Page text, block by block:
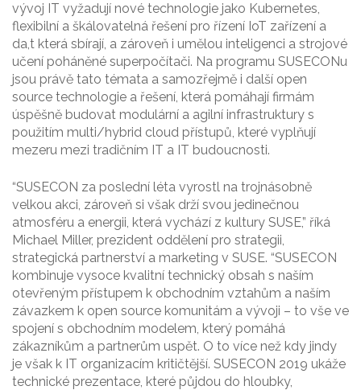
vývoj IT vyžadují nové technologie jako Kubernetes,
flexibilní a škálovatelná řešení pro řízení IoT zařízení a
da,t která sbírají, a zároveň i umělou inteligenci a strojové
učení poháněné superpočítači. Na programu SUSECONu
jsou právě tato témata a samozřejmě i další open
source technologie a řešení, která pomáhají firmám
úspěšně budovat modulární a agilní infrastruktury s
použitím multi/hybrid cloud přístupů, které vyplňují
mezeru mezi tradičním IT a IT budoucnosti.
“SUSECON za poslední léta vyrostl na trojnásobně
velkou akci, zároveň si však drží svou jedinečnou
atmosféru a energii, která vychází z kultury SUSE,” říká
Michael Miller, prezident oddělení pro strategii,
strategická partnerství a marketing v SUSE. “SUSECON
kombinuje vysoce kvalitní technický obsah s naším
otevřeným přístupem k obchodním vztahům a naším
závazkem k open source komunitám a vývoji – to vše ve
spojení s obchodním modelem, který pomáhá
zákazníkům a partnerům uspět. O to více než kdy jindy
je však k IT organizacím kritičtější. SUSECON 2019 ukáže
technické prezentace, které půjdou do hloubky,